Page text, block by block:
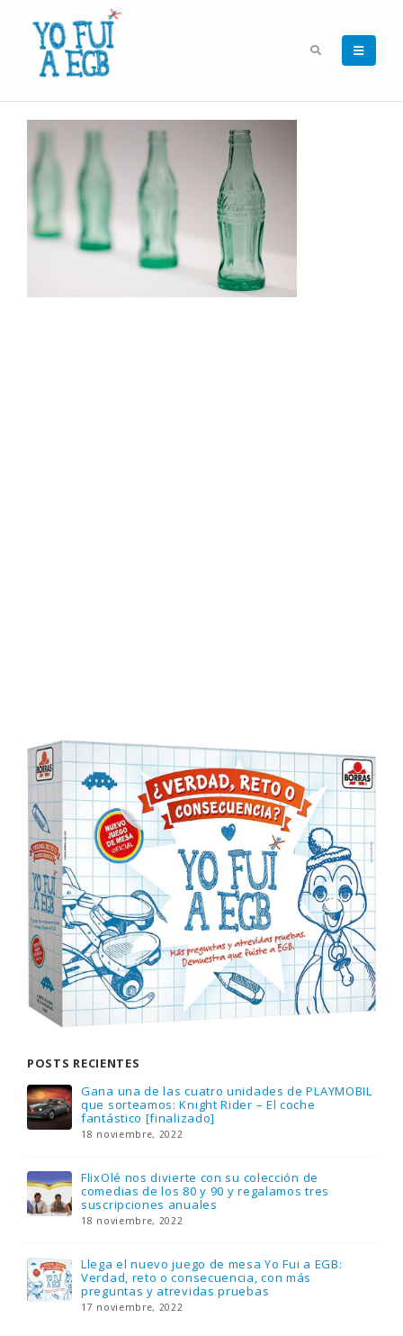
POSTS RECIENTES
Gana una de las cuatro unidades de PLAYMOBIL
que sorteamos: Knight Rider – El coche
fantástico [finalizado]
18 noviembre, 2022
FlixOlé nos divierte con su colección de
comedias de los 80 y 90 y regalamos tres
suscripciones anuales
18 noviembre, 2022
Llega el nuevo juego de mesa Yo Fui a EGB:
Verdad, reto o consecuencia, con más
preguntas y atrevidas pruebas
17 noviembre, 2022